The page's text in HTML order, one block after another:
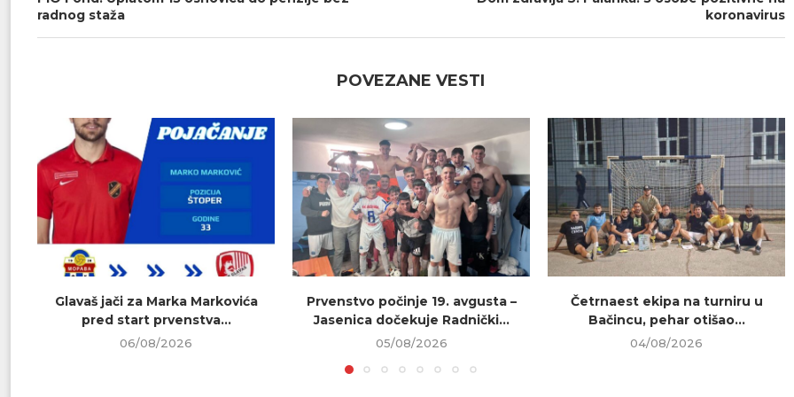
radnog staža
koronavirus
POVEZANE VESTI
Glavaš jači za Marka Markovića
pred start prvenstva...
06/08/2026
Prvenstvo počinje 19. avgusta –
Jasenica dočekuje Radnički...
05/08/2026
Četrnaest ekipa na turniru u
Bačincu, pehar otišao...
04/08/2026